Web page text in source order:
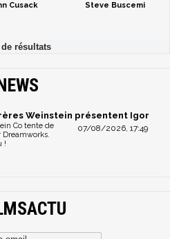
Cusack Steve Buscemi
Weinstein présentent Igor
07/08/2026, 17:49
Co tente de
Dreamworks.
!